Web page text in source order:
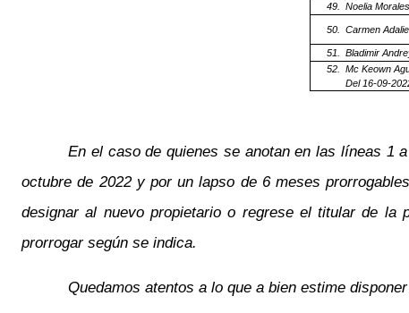
49.
Noelia
50. Carmen
51.
Bladimir
52.
Mc Keown
Del 16-09-
En el caso de quienes se anotan en las líneas 1
octubre de 2022 y por un lapso de 6 meses
designar al nuevo propietario o regrese el titular de
prorrogar según se indica.
Quedamos atentos a lo que a bien estime